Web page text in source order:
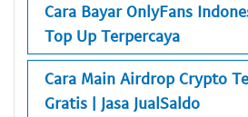
Cara Bayar OnlyFans
Top Up Terpercaya
Cara Main Airdrop Crypto
Gratis | Jasa JualSaldo